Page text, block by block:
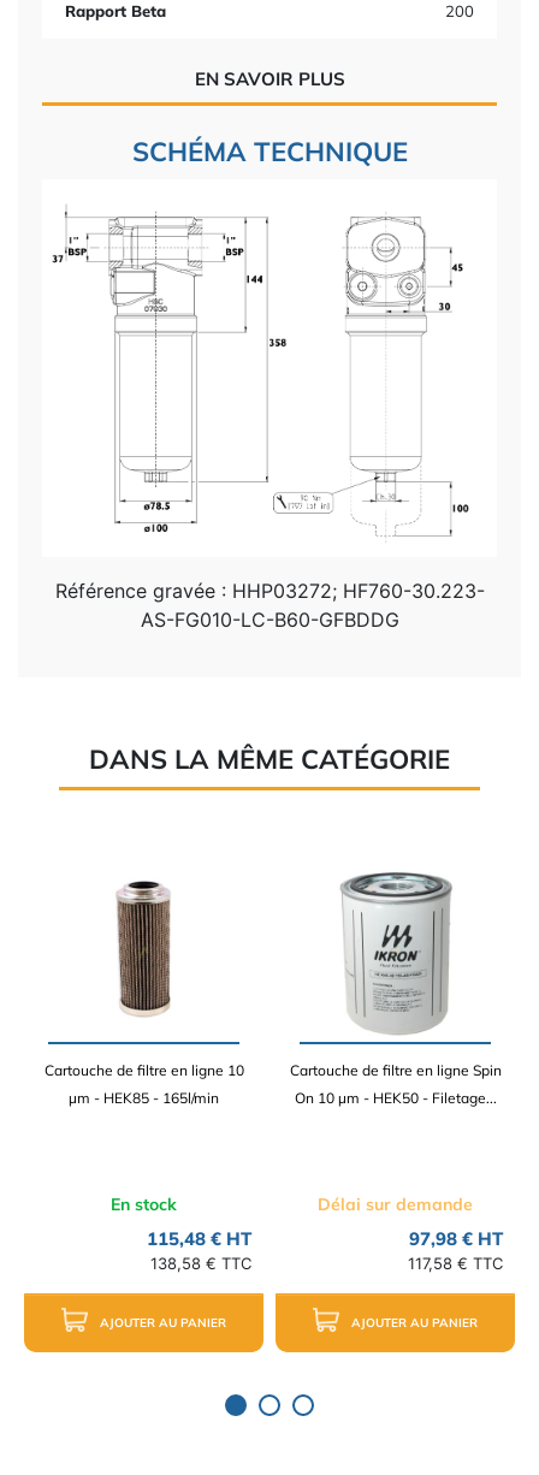
Rapport Beta 200
EN SAVOIR PLUS
SCHÉMA TECHNIQUE
Référence gravée : HHP03272; HF760-30.223-
AS-FG010-LC-B60-GFBDDG
DANS LA MÊME CATÉGORIE
Cartouche de filtre en ligne 10
µm - HEK85 - 165l/min
En stock
115,48 € HT
138,58 € TTC
AJOUTER AU PANIER
Cartouche de filtre en ligne Spin
On 10 µm - HEK50 - Filetage...
Délai sur demande
97,98 € HT
117,58 € TTC
AJOUTER AU PANIER